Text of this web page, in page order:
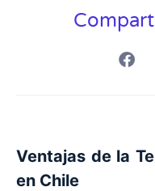
Ventajas de la
en Chile